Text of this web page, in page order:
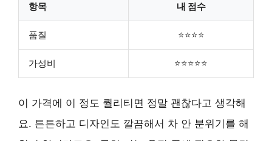
항목 내 점수
품질 ⭐⭐⭐⭐
가성비 ⭐⭐⭐⭐⭐
이 가격에 이 정도 퀄리티면 정말 괜찮다고 생각해
요. 튼튼하고 디자인도 깔끔해서 차 안 분위기를 해